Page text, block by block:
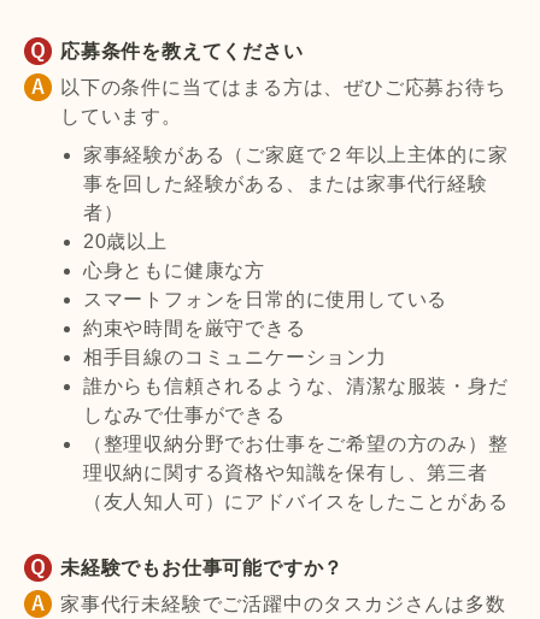
応募条件を教えてください
以下の条件に当てはまる方は、ぜひご応募お待ち
しています。
家事経験がある（ご家庭で２年以上主体的に家
事を回した経験がある、または家事代行経験
者）
20歳以上
心身ともに健康な方
スマートフォンを日常的に使用している
約束や時間を厳守できる
相手目線のコミュニケーション力
誰からも信頼されるような、清潔な服装・身だ
しなみで仕事ができる
（整理収納分野でお仕事をご希望の方のみ）整
理収納に関する資格や知識を保有し、第三者
（友人知人可）にアドバイスをしたことがある
未経験でもお仕事可能ですか？
家事代行未経験でご活躍中のタスカジさんは多数